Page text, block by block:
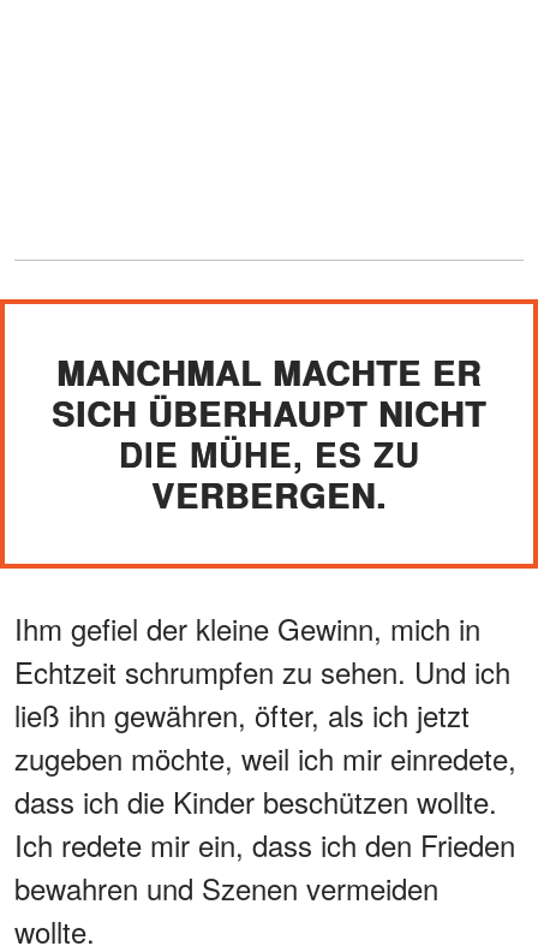
MANCHMAL MACHTE ER
SICH ÜBERHAUPT NICHT
DIE MÜHE, ES ZU
VERBERGEN.
Ihm gefiel der kleine Gewinn, mich in
Echtzeit schrumpfen zu sehen. Und ich
ließ ihn gewähren, öfter, als ich jetzt
zugeben möchte, weil ich mir einredete,
dass ich die Kinder beschützen wollte.
Ich redete mir ein, dass ich den Frieden
bewahren und Szenen vermeiden
wollte.